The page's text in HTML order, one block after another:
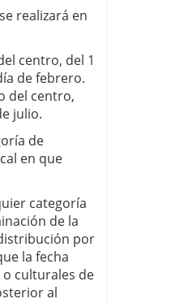
realizará en
centro, del 1
de febrero.
del centro,
julio.
de
en que
categoría
de la
por
la fecha
culturales de
al